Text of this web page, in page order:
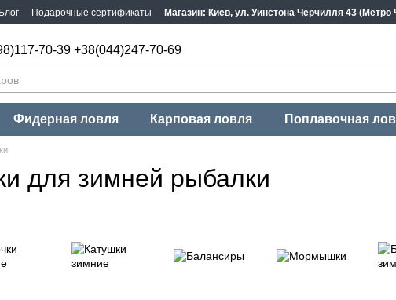
Блог Подарочные сертификаты Магазин: Киев, ул. Уинстона Черчилля 43 (Метро
70-39 +38(044)247-70-69
Фидерная ловля Карповая ловля Поплавочная
для зимней рыбалки